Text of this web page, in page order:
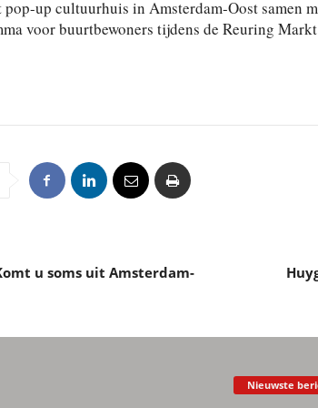
pop-up cultuurhuis in Amsterdam-Oost samen
voor buurtbewoners tijdens de Reuring
u soms uit Amsterdam-
Nieuwste